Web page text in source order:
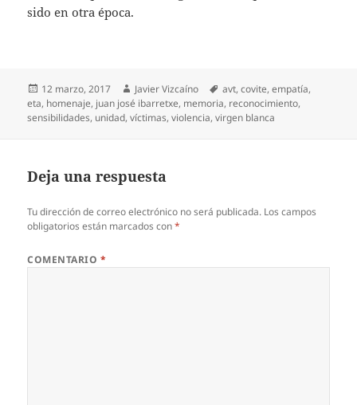
sido en otra época.
Publicado
el
12 marzo, 2017 Autor
Javier Vizcaíno Etiquetas
avt,covite,empatía,
eta, homenaje, juan josé ibarretxe, memoria, reconocimiento,
sensibilidades, unidad,víctimas,violencia,virgen blanca
Deja una respuesta
Tu dirección de correo electrónico no será publicada. Los campos
obligatorios están marcados con*
COMENTARIO *